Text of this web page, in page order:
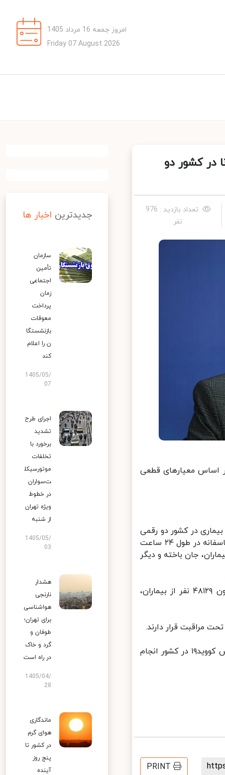
امروز جمعه 16 مرداد 1405
Friday 07 August 2026
از کرونا در کشور دو
تعداد بازدید : 976
نفر
جهانپور گفت: از دیروز تا امروز ۲۶ فروردین ۱۳۹۹ و بر اساس معیارهای قطعی
در کشور دو رقمی
شد، افزود: این توفیق نسبی است که امیدواریم استمرار یابد. در مجموع متاسفانه در طول ۲۴ ساعت
را از دست دادند و تا امروز ۴۶۸۳ نفر از بیماران، جان باخته و دیگر
جهانپور ضمن ادامه روندصعودی بهبودیافتگان این بیماری نیز گفت: تا کنون ۴۸۱۲۹ نفر از بیماران،
به گفته سخنگوی وزارت بهداشت، تاکنون ۲۸۷ هزار و ۳۵۹ آزمایش تشخیص کووید۱۹ در کشور انجام
PRINT
جدیدترین اخبار ها
سازمان
تأمین
اجتماعی
زمان
پرداخت
معوقات
بازنشستگا
ن را اعلام
کند
1405/05/
07
اجرای طرح
تشدید
برخورد با
تخلفات
موتورسیکل
ت‌سواران
در خطوط
ویژه تهران
از شنبه
1405/05/
03
هشدار
نارنجی
هواشناسی
برای تهران؛
طوفان و
گرد و خاک
در راه است
1405/04/
28
ماندگاری
هوای گرم
در کشور تا
پنج روز
آینده